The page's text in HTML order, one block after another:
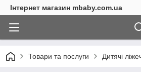
Інтернет магазин mbaby.com.ua
Товари та послуги Дитячі